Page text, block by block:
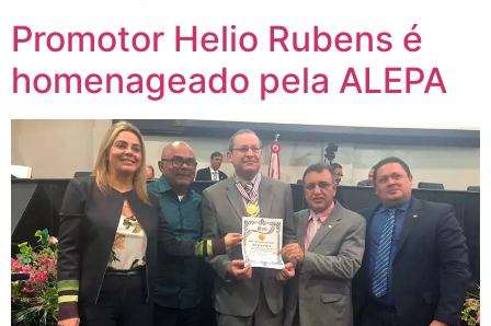
Promotor Helio Rubens é
homenageado pela ALEPA